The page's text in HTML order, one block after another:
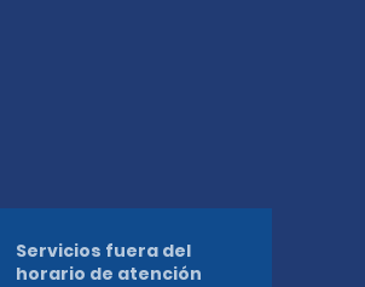
Servicios fuera del
horario de atención